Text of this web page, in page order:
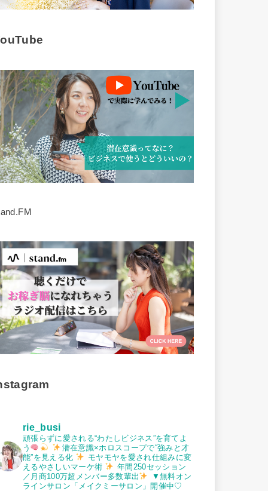
rie_busi
頑張らずに愛される“わたしビジネス”を育てよ
う
潜在意識×ホロスコープで“強みと才
能”を見える化
モヤモヤを愛され仕組みに変
えるやさしいマーケ術
年間250セッション
／月商100万超メンバー多数輩出
▼無料オン
ラインサロン「メイクミーサロン」開催中♡